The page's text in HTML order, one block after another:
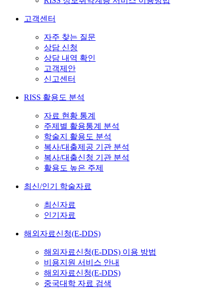
고객센터
자주 찾는 질문
상담 신청
상담 내역 확인
고객제안
신고센터
RISS 활용도 분석
자료 현황 통계
주제별 활용통계 분석
학술지 활용도 분석
복사/대출제공 기관 분석
복사/대출신청 기관 분석
활용도 높은 주제
최신/인기 학술자료
최신자료
인기자료
해외자료신청(E-DDS)
해외자료신청(E-DDS) 이용 방법
비용지원 서비스 안내
해외자료신청(E-DDS)
중국대학 자료 검색